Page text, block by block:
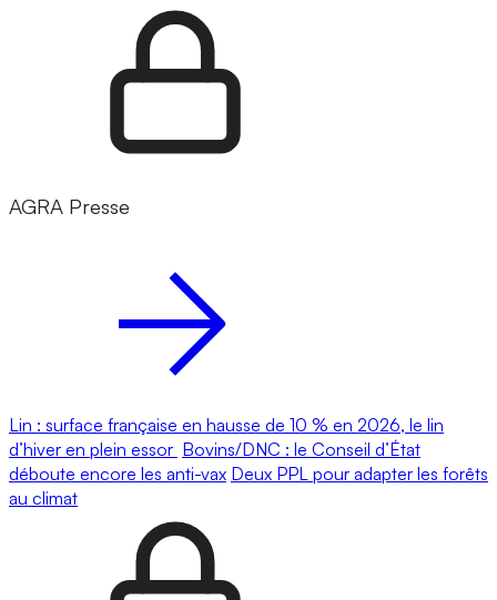
AGRA Presse
Lin : surface française en hausse de 10 % en 2026, le lin
d’hiver en plein essor Bovins/DNC : le Conseil d’État
déboute encore les anti-vax Deux PPL pour adapter les forêts
au climat